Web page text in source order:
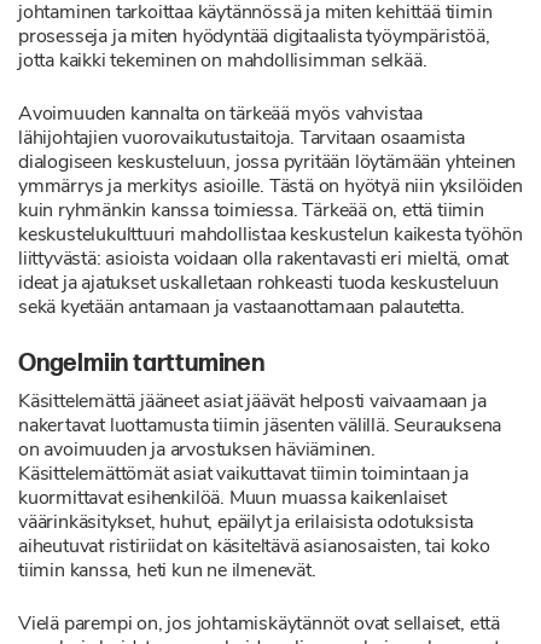
johtaminen tarkoittaa käytännössä ja miten kehittää tiimin
prosesseja ja miten hyödyntää digitaalista työympäristöä,
jotta kaikki tekeminen on mahdollisimman selkää.
Avoimuuden kannalta on tärkeää myös vahvistaa
lähijohtajien vuorovaikutustaitoja. Tarvitaan osaamista
dialogiseen keskusteluun, jossa pyritään löytämään yhteinen
ymmärrys ja merkitys asioille. Tästä on hyötyä niin yksilöiden
kuin ryhmänkin kanssa toimiessa. Tärkeää on, että tiimin
keskustelukulttuuri mahdollistaa keskustelun kaikesta työhön
liittyvästä: asioista voidaan olla rakentavasti eri mieltä, omat
ideat ja ajatukset uskalletaan rohkeasti tuoda keskusteluun
sekä kyetään antamaan ja vastaanottamaan palautetta.
Ongelmiin tarttuminen
Käsittelemättä jääneet asiat jäävät helposti vaivaamaan ja
nakertavat luottamusta tiimin jäsenten välillä. Seurauksena
on avoimuuden ja arvostuksen häviäminen.
Käsittelemättömät asiat vaikuttavat tiimin toimintaan ja
kuormittavat esihenkilöä. Muun muassa kaikenlaiset
väärinkäsitykset, huhut, epäilyt ja erilaisista odotuksista
aiheutuvat ristiriidat on käsiteltävä asianosaisten, tai koko
tiimin kanssa, heti kun ne ilmenevät.
Vielä parempi on, jos johtamiskäytännöt ovat sellaiset, että